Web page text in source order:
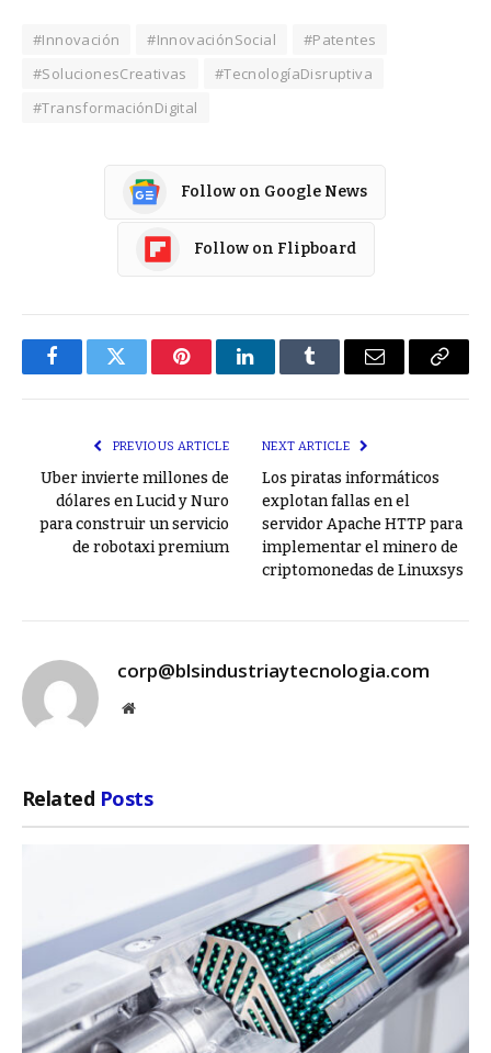
#Innovación #InnovaciónSocial
#Patentes
#SolucionesCreativas
#TecnologíaDisruptiva
#TransformaciónDigital
Follow on Google News
Follow on Flipboard
FacebookTwitter PinterestLinkedInTumblr Email
Copy
PREVIOUS ARTICLE
Uber invierte millones de
dólares en Lucid y Nuro
para construir un servicio
de robotaxi premium
NEXT ARTICLE
Los piratas informáticos
explotan fallas en el
servidor Apache HTTP para
implementar el minero de
criptomonedas de Linuxsys
corp@blsindustriaytecnologia.com
Website
Related Posts